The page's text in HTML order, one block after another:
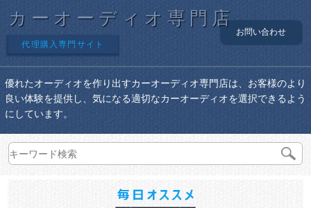
カーオーディオ専門店
代理購入専門サイト
お問い合わせ
優れたオーディオを作り出すカーオーディオ専門店は、お客様のより
良い体験を提供し、気になる適切なカーオーディオを選択できるよう
にしています。